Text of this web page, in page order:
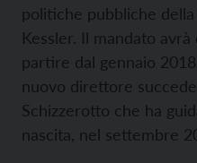
politiche pubbliche
Kessler. Il mandato
partire dal gennaio
nuovo direttore
Schizzerotto che ha
nascita, nel settembre